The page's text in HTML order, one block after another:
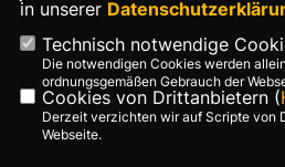
in unserer
Technisch notwendige
Die notwendigen Cookies werden
ordnungsgemäßen Gebrauch der
Cookies von Drittanbietern (
Derzeit verzichten wir auf Scripte von
Webseite.